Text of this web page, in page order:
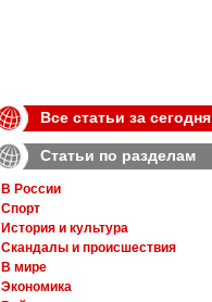
Все статьи за сегодня
Статьи по разделам
В России
Спорт
История и культура
Скандалы и происшествия
В мире
Экономика